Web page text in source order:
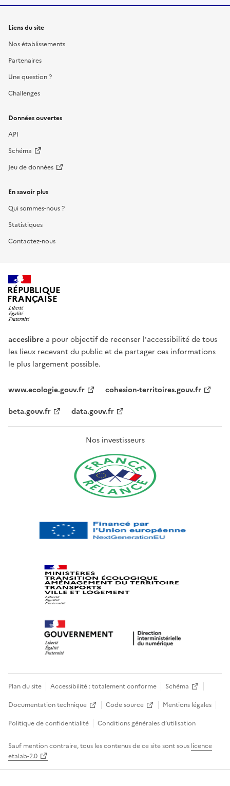
Liens du site
Nos établissements
Partenaires
Une question ?
Challenges
Données ouvertes
API
Schéma
Jeu de données
En savoir plus
Qui sommes-nous ?
Statistiques
Contactez-nous
RÉPUBLIQUE
FRANÇAISE
acceslibre a pour objectif de recenser l'accessibilité de tous
les lieux recevant du public et de partager ces informations
le plus largement possible.
www.ecologie.gouv.fr
cohesion-territoires.gouv.fr
beta.gouv.fr
data.gouv.fr
Nos investisseurs
Plan du site Accessibilité : totalement conforme
Schéma
Documentation technique
Code source
Mentions légales
Politique de confidentialité
Conditions générales d’utilisation
Sauf mention contraire, tous les contenus de ce site sont sous licence
etalab-2.0